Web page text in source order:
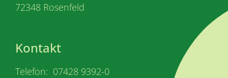
72348 Rosenfeld
Kontakt
Telefon: 07428 9392-0